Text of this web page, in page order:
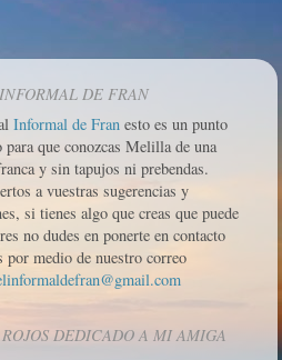
DE FRAN
Informal de Fran esto es un punto
para que conozcas Melilla de una
y sin tapujos ni prebendas.
a vuestras sugerencias y
si tienes algo que creas que puede
no dudes en ponerte en contacto
por medio de nuestro correo
DEDICADO A MI AMIGA